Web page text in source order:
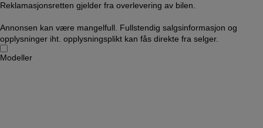
Reklamasjonsretten gjelder fra overlevering av bilen.
Annonsen kan være mangelfull. Fullstendig salgsinformasjon og
opplysninger iht. opplysningsplikt kan fås direkte fra selger.
Modeller